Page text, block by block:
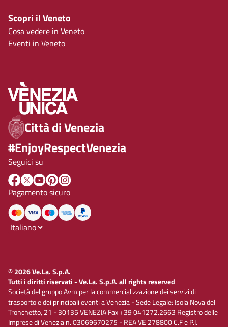
Scopri il Veneto
Cosa vedere in Veneto
Eventi in Veneto
Città di Venezia
#EnjoyRespectVenezia
Seguici su
Pagamento sicuro
© 2026 Ve.La. S.p.A.
Tutti i diritti riservati - Ve.La. S.p.A. all rights reserved
Società del gruppo Avm per la commercializzazione dei servizi di
trasporto e dei principali eventi a Venezia - Sede Legale: Isola Nova del
Tronchetto, 21 - 30135 VENEZIA Fax +39 041272.2663 Registro delle
Imprese di Venezia n. 03069670275 - REA VE 278800 C.F e P.I.